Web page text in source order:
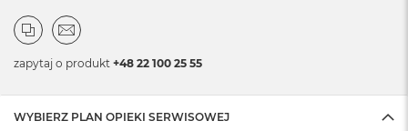
zapytaj o produkt +48 22 100 25 55
WYBIERZ PLAN OPIEKI SERWISOWEJ